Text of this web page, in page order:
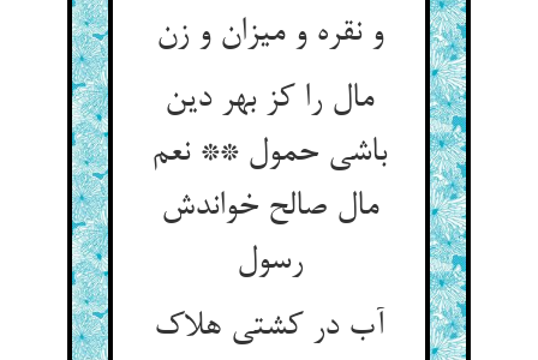
و نقره و میزان و زن‌‌
مال را کز بهر دین
باشی حمول ** نعم
مال صالح خواندش
رسول‌‌
آب در کشتی هلاک